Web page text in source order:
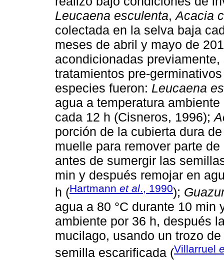
Leucaena esculenta, Acacia
colectada en la selva baja
meses de abril y mayo de
acondicionadas
tratamientos pre-
especies fueron: Leucaena
agua a temperatura
cada 12 h (Cisneros, 1996);
porción de la cubierta dura
muelle para remover parte
antes de sumergir las
min y después remojar en
h (Hartmann et al ., 1990);
agua a 80 °C durante 10 min
ambiente por 36 h, después
mucilago, usando un trozo
semilla escarificada (Villarruel